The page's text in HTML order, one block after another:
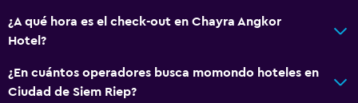
¿A qué hora es el check-out en Chayra Angkor
Hotel?
¿En cuántos operadores busca momondo hoteles en
Ciudad de Siem Riep?